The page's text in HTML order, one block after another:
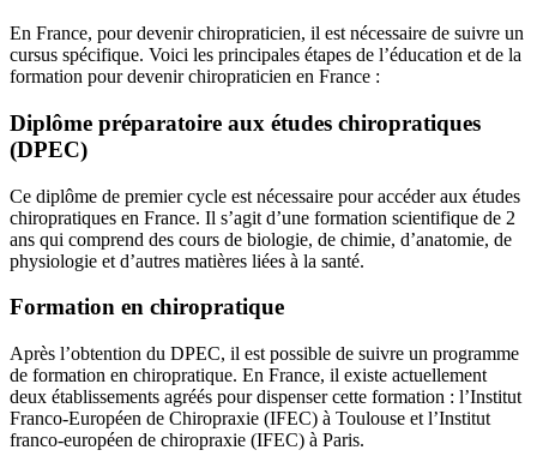
En France, pour devenir chiropraticien, il est nécessaire de suivre un
cursus spécifique. Voici les principales étapes de l’éducation et de la
formation pour devenir chiropraticien en France :
Diplôme préparatoire aux études chiropratiques
(DPEC)
Ce diplôme de premier cycle est nécessaire pour accéder aux études
chiropratiques en France. Il s’agit d’une formation scientifique de 2
ans qui comprend des cours de biologie, de chimie, d’anatomie, de
physiologie et d’autres matières liées à la santé.
Formation en chiropratique
Après l’obtention du DPEC, il est possible de suivre un programme
de formation en chiropratique. En France, il existe actuellement
deux établissements agréés pour dispenser cette formation : l’Institut
Franco-Européen de Chiropraxie (IFEC) à Toulouse et l’Institut
franco-européen de chiropraxie (IFEC) à Paris.